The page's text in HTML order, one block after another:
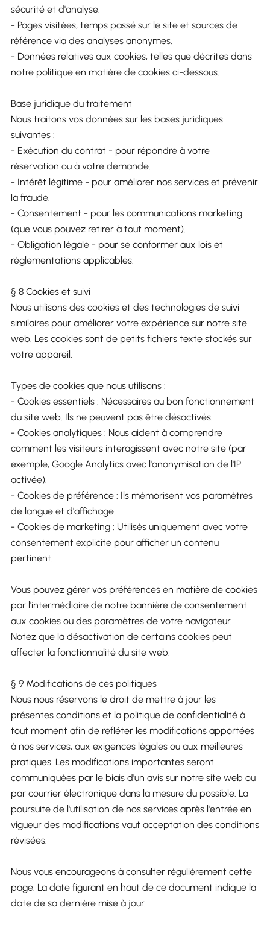
sécurité et d'analyse.
- Pages visitées, temps passé sur le site et sources de
référence via des analyses anonymes.
- Données relatives aux cookies, telles que décrites dans
notre politique en matière de cookies ci-dessous.
Base juridique du traitement
Nous traitons vos données sur les bases juridiques
suivantes :
- Exécution du contrat - pour répondre à votre
réservation ou à votre demande.
- Intérêt légitime - pour améliorer nos services et prévenir
la fraude.
- Consentement - pour les communications marketing
(que vous pouvez retirer à tout moment).
- Obligation légale - pour se conformer aux lois et
réglementations applicables.
§ 8 Cookies et suivi
Nous utilisons des cookies et des technologies de suivi
similaires pour améliorer votre expérience sur notre site
web. Les cookies sont de petits fichiers texte stockés sur
votre appareil.
Types de cookies que nous utilisons :
- Cookies essentiels : Nécessaires au bon fonctionnement
du site web. Ils ne peuvent pas être désactivés.
- Cookies analytiques : Nous aident à comprendre
comment les visiteurs interagissent avec notre site (par
exemple, Google Analytics avec l'anonymisation de l'IP
activée).
- Cookies de préférence : Ils mémorisent vos paramètres
de langue et d'affichage.
- Cookies de marketing : Utilisés uniquement avec votre
consentement explicite pour afficher un contenu
pertinent.
Vous pouvez gérer vos préférences en matière de cookies
par l'intermédiaire de notre bannière de consentement
aux cookies ou des paramètres de votre navigateur.
Notez que la désactivation de certains cookies peut
affecter la fonctionnalité du site web.
§ 9 Modifications de ces politiques
Nous nous réservons le droit de mettre à jour les
présentes conditions et la politique de confidentialité à
tout moment afin de refléter les modifications apportées
à nos services, aux exigences légales ou aux meilleures
pratiques. Les modifications importantes seront
communiquées par le biais d'un avis sur notre site web ou
par courrier électronique dans la mesure du possible. La
poursuite de l'utilisation de nos services après l'entrée en
vigueur des modifications vaut acceptation des conditions
révisées.
Nous vous encourageons à consulter régulièrement cette
page. La date figurant en haut de ce document indique la
date de sa dernière mise à jour.